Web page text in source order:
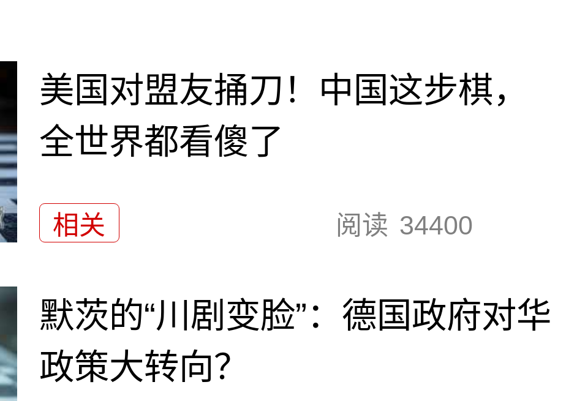
美国对盟友捅刀！中国这步棋，
全世界都看傻了
相关 阅读 34400
默茨的“川剧变脸”：德国政府对华
政策大转向？